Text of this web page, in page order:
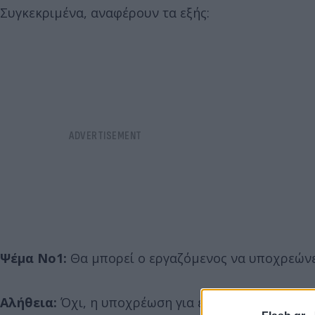
Συγκεκριμένα, αναφέρουν τα εξής:
Ψέμα Νο1: Θα μπορεί ο εργαζόμενος να
Αλήθεια: Όχι, η υποχρέωση για εργασία πάει